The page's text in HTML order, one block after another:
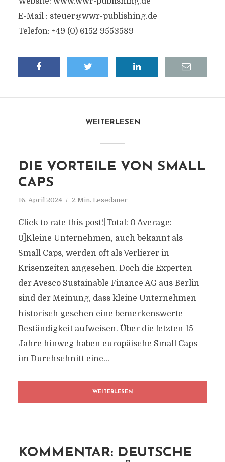
E-Mail : steuer@wwr-publishing.de
Telefon: +49 (0) 6152 9553589
WEITERLESEN
DIE VORTEILE VON SMALL
CAPS
16. April 2024 2 Min. Lesedauer
Click to rate this post![Total: 0 Average:
0]Kleine Unternehmen, auch bekannt als
Small Caps, werden oft als Verlierer in
Krisenzeiten angesehen. Doch die Experten
der Avesco Sustainable Finance AG aus Berlin
sind der Meinung, dass kleine Unternehmen
historisch gesehen eine bemerkenswerte
Beständigkeit aufweisen. Über die letzten 15
Jahre hinweg haben europäische Small Caps
im Durchschnitt eine...
WEITERLESEN
KOMMENTAR: DEUTSCHE